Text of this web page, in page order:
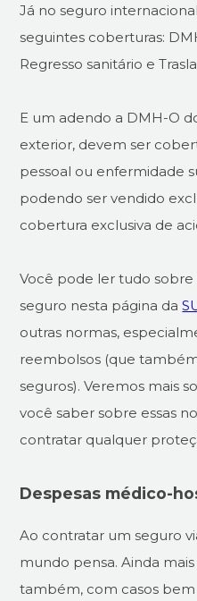
Já no seguro
seguintes coberturas:
Regresso sanitário e
E um adendo a DMH-O
exterior, devem ser
pessoal ou enfermidade
podendo ser vendido
cobertura exclusiva de
Você pode ler tudo
seguro nesta página da
outras normas,
reembolsos (que
seguros). Veremos mais
você saber sobre essas
contratar qualquer
Despesas médico-
Ao contratar um seguro
mundo pensa. Ainda
também, com casos